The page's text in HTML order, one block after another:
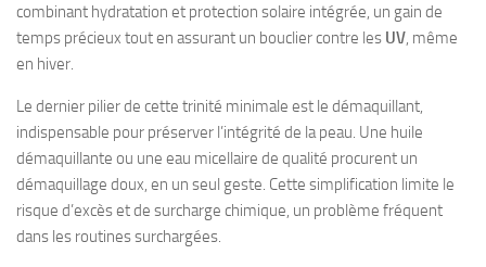
combinant hydratation et protection solaire intégrée, un gain de
temps précieux tout en assurant un bouclier contre les UV, même
en hiver.
Le dernier pilier de cette trinité minimale est le démaquillant,
indispensable pour préserver l’intégrité de la peau. Une huile
démaquillante ou une eau micellaire de qualité procurent un
démaquillage doux, en un seul geste. Cette simplification limite le
risque d’excès et de surcharge chimique, un problème fréquent
dans les routines surchargées.